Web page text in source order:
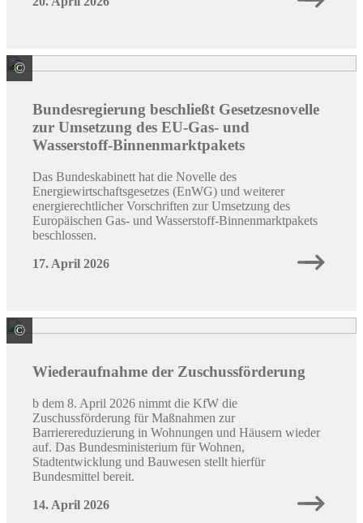
© Quelle: Colourbox / ID: #53846413 /#260835
Bundesregierung beschließt Gesetzesnovelle
zur Umsetzung des EU-Gas- und
Wasserstoff-Binnenmarktpakets
Das Bundeskabinett hat die Novelle des
Energiewirtschaftsgesetzes (EnWG) und weiterer
energierechtlicher Vorschriften zur Umsetzung des
Europäischen Gas- und Wasserstoff-Binnenmarktpakets
beschlossen.
17. April 2026
© Quelle: Colourbox / ID: #70498241 / Peopleimages.com
Wiederaufnahme der Zuschussförderung
b dem 8. April 2026 nimmt die KfW die
Zuschussförderung für Maßnahmen zur
Barrierereduzierung in Wohnungen und Häusern wieder
auf. Das Bundesministerium für Wohnen,
Stadtentwicklung und Bauwesen stellt hierfür
Bundesmittel bereit.
14. April 2026